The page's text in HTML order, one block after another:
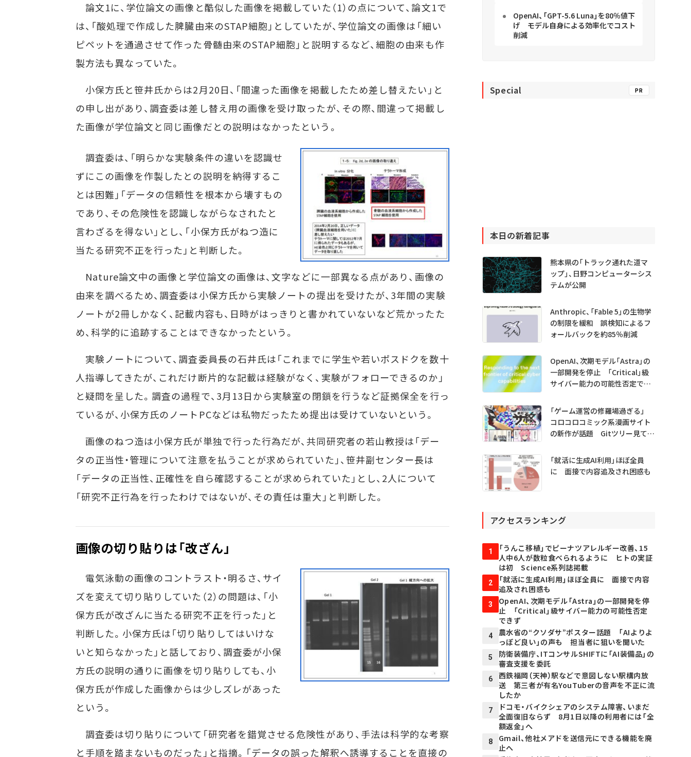
論文1に、学位論文の画像と酷似した画像を掲載していた（1）の点について、論文1で
は、「酸処理で作成した脾臓由来のSTAP細胞」としていたが、学位論文の画像は「細い
ピペットを通過させて作った骨髄由来のSTAP細胞」と説明するなど、細胞の由来も作
製方法も異なっていた。
小保方氏と笹井氏からは2月20日、「間違った画像を掲載したため差し替えたい」と
の申し出があり、調査委は差し替え用の画像を受け取ったが、その際、間違って掲載し
た画像が学位論文と同じ画像だとの説明はなかったという。
調査委は、「明らかな実験条件の違いを認識せ
ずにこの画像を作製したとの説明を納得するこ
とは困難」「データの信頼性を根本から壊すもの
であり、その危険性を認識しながらなされたと
言わざるを得ない」とし、「小保方氏がねつ造に
当たる研究不正を行った」と判断した。
Nature論文中の画像と学位論文の画像は、文字などに一部異なる点があり、画像の
由来を調べるため、調査委は小保方氏から実験ノートの提出を受けたが、3年間の実験
ノートが2冊しかなく、記載内容も、日時がはっきりと書かれていないなど荒かったた
め、科学的に追跡することはできなかったという。
実験ノートについて、調査委員長の石井氏は「これまでに学生や若いポスドクを数十
人指導してきたが、これだけ断片的な記載は経験がなく、実験がフォローできるのか」
と疑問を呈した。調査の過程で、3月13日から実験室の閉鎖を行うなど証拠保全を行っ
ているが、小保方氏のノートPCなどは私物だったため提出は受けていないという。
画像のねつ造は小保方氏が単独で行った行為だが、共同研究者の若山教授は「デー
タの正当性・管理について注意を払うことが求められていた」、笹井副センター長は
「データの正当性、正確性を自ら確認することが求められていた」とし、2人について
「研究不正行為を行ったわけではないが、その責任は重大」と判断した。
画像の切り貼りは「改ざん」
電気泳動の画像のコントラスト・明るさ、サイ
ズを変えて切り貼りしていた（2）の問題は、「小
保方氏が改ざんに当たる研究不正を行った」と
判断した。小保方氏は「切り貼りしてはいけな
いと知らなかった」と話しており、調査委が小保
方氏の説明の通りに画像を切り貼りしても、小
保方氏が作成した画像からは少しズレがあった
という。
調査委は切り貼りについて「研究者を錯覚させる危険性があり、手法は科学的な考察
と手順を踏まないものだった」と指摘。「データの誤った解釈へ誘導することを直接の
OpenAI、「GPT-5.6 Luna」を80％値下
げ モデル自身による効率化でコスト
削減
Special PR
本日の新着記事
熊本県の「トラック通れた道マ
ップ」、日野コンピューターシス
テムが公開
Anthropic、「Fable 5」の生物学
の制限を緩和 誤検知によるフ
ォールバックを約85％削減
OpenAI、次期モデル「Astra」の
一部開発を停止 「Critical」級
サイバー能力の可能性否定でき
「ゲーム運営の修羅場過ぎる」
コロコロコミック系漫画サイト
の新作が話題 Gitツリー見てガ
「就活に生成AI利用」ほぼ全員
に 面接で内容追及され困惑も
アクセスランキング
1
「うんこ移植」でピーナツアレルギー改善、15
人中6人が数粒食べられるように ヒトの実証
は初 Science系列誌掲載
2
「就活に生成AI利用」ほぼ全員に 面接で内容
追及され困惑も
3
OpenAI、次期モデル「Astra」の一部開発を停
止 「Critical」級サイバー能力の可能性否定
できず
4
農水省の“クソダサ”ポスター話題 「AIよりよ
っぽど良い」の声も 担当者に狙いを聞いた
5
防衛装備庁、ITコンサルSHIFTに「AI装備品」の
審査支援を委託
6
西鉄福岡（天神）駅などで意図しない駅構内放
送 第三者が有名YouTuberの音声を不正に流
したか
7
ドコモ・バイクシェアのシステム障害、いまだ
全面復旧ならず 8月1日以降の利用者には「全
額返金」へ
8
Gmail、他社メアドを送信元にできる機能を廃
止へ